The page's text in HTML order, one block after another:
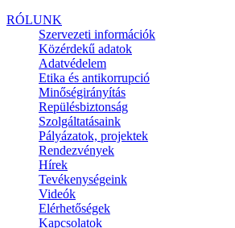
RÓLUNK
Szervezeti információk
Közérdekű adatok
Adatvédelem
Etika és antikorrupció
Minőségirányítás
Repülésbiztonság
Szolgáltatásaink
Pályázatok, projektek
Rendezvények
Hírek
Tevékenységeink
Videók
Elérhetőségek
Kapcsolatok